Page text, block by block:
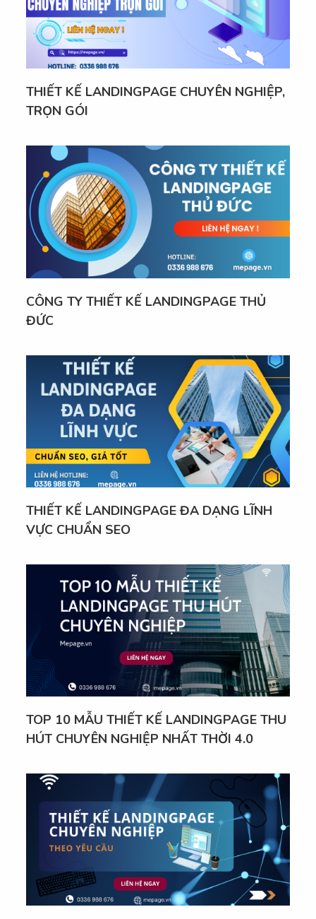
THIẾT KẾ LANDINGPAGE CHUYÊN NGHIỆP,
TRỌN GÓI
CÔNG TY THIẾT KẾ LANDINGPAGE THỦ
ĐỨC
THIẾT KẾ LANDINGPAGE ĐA DẠNG LĨNH
VỰC CHUẨN SEO
TOP 10 MẪU THIẾT KẾ LANDINGPAGE THU
HÚT CHUYÊN NGHIỆP NHẤT THỜI 4.0